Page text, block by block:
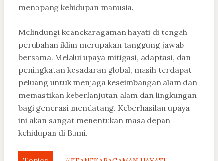
menopang kehidupan manusia.
Melindungi keanekaragaman hayati di tengah
perubahan iklim merupakan tanggung jawab
bersama. Melalui upaya mitigasi, adaptasi, dan
peningkatan kesadaran global, masih terdapat
peluang untuk menjaga keseimbangan alam dan
memastikan keberlanjutan alam dan lingkungan
bagi generasi mendatang. Keberhasilan upaya
ini akan sangat menentukan masa depan
kehidupan di Bumi.